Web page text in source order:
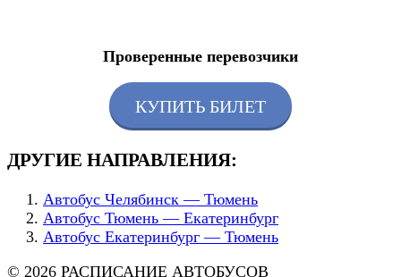
Проверенные перевозчики
КУПИТЬ БИЛЕТ
ДРУГИЕ НАПРАВЛЕНИЯ:
Автобус Челябинск — Тюмень
Автобус Тюмень — Екатеринбург
Автобус Екатеринбург — Тюмень
© 2026 РАСПИСАНИЕ АВТОБУСОВ